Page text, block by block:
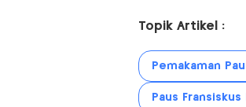
Topik Artikel :
Pemakaman
Paus